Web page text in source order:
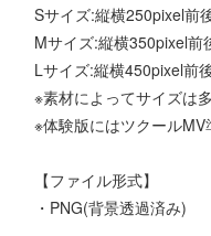
Sサイズ:縦横250pixel前
Mサイズ:縦横350pixel前
Lサイズ:縦横450pixel前
※素材によってサイズは
※体験版にはツクールMV
【ファイル形式】
・PNG(背景透過済み)